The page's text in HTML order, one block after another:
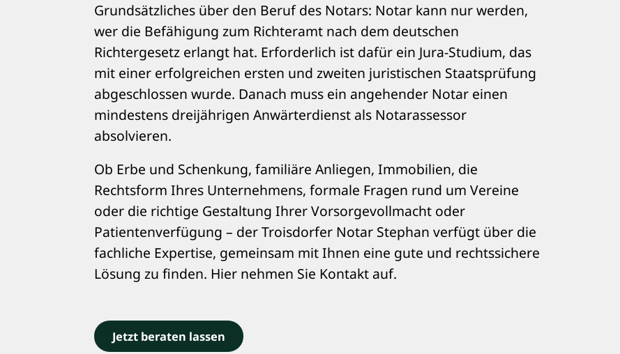
Grundsätzliches über den Beruf des Notars: Notar kann nur werden,
wer die Befähigung zum Richteramt nach dem deutschen
Richtergesetz erlangt hat. Erforderlich ist dafür ein Jura-Studium, das
mit einer erfolgreichen ersten und zweiten juristischen Staatsprüfung
abgeschlossen wurde. Danach muss ein angehender Notar einen
mindestens dreijährigen Anwärterdienst als Notarassessor
absolvieren.
Ob Erbe und Schenkung, familiäre Anliegen, Immobilien, die
Rechtsform Ihres Unternehmens, formale Fragen rund um Vereine
oder die richtige Gestaltung Ihrer Vorsorgevollmacht oder
Patientenverfügung – der Troisdorfer Notar Stephan verfügt über die
fachliche Expertise, gemeinsam mit Ihnen eine gute und rechtssichere
Lösung zu finden. Hier nehmen Sie Kontakt auf.
Jetzt beraten lassen